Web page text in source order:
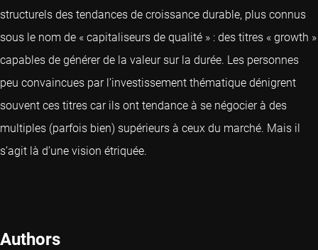
structurels des tendances de croissance durable, plus connus
sous le nom de « capitaliseurs de qualité » : des titres « growth »
capables de générer de la valeur sur la durée. Les personnes
peu convaincues par l’investissement thématique dénigrent
souvent ces titres car ils ont tendance à se négocier à des
multiples (parfois bien) supérieurs à ceux du marché. Mais il
s’agit là d’une vision étriquée.
Authors